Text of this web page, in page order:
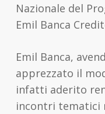
Nazionale del
Emil Banca
Emil Banca,
apprezzato il
infatti aderito
incontri tematici